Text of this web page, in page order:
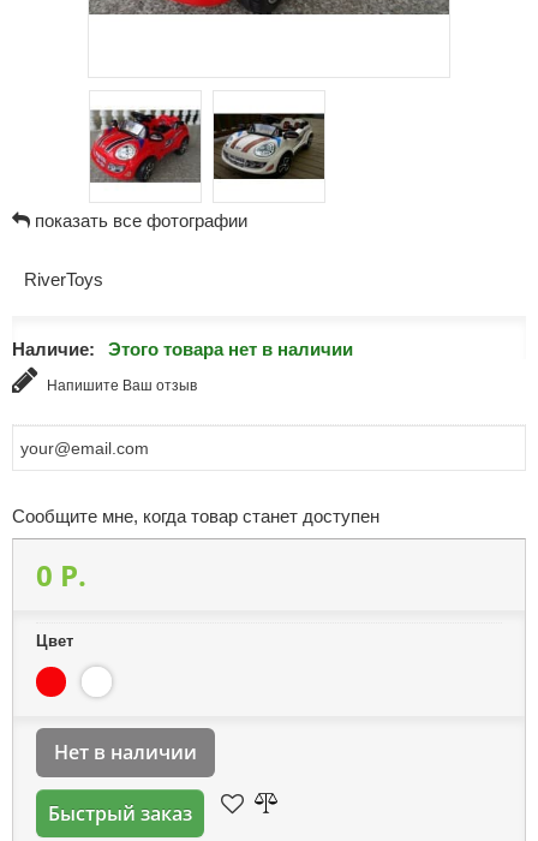
показать все фотографии
RiverToys
Наличие: Этого товара нет в наличии
Напишите Ваш отзыв
Сообщите мне, когда товар станет доступен
0 P.
Цвет
Нет в наличии
Быстрый заказ